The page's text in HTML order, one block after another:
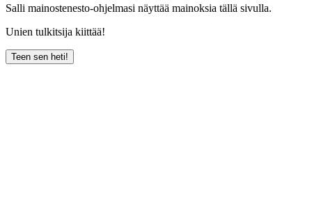
Salli mainostenesto-ohjelmasi näyttää mainoksia tällä sivulla.
Unien tulkitsija kiittää!
Teen sen heti!